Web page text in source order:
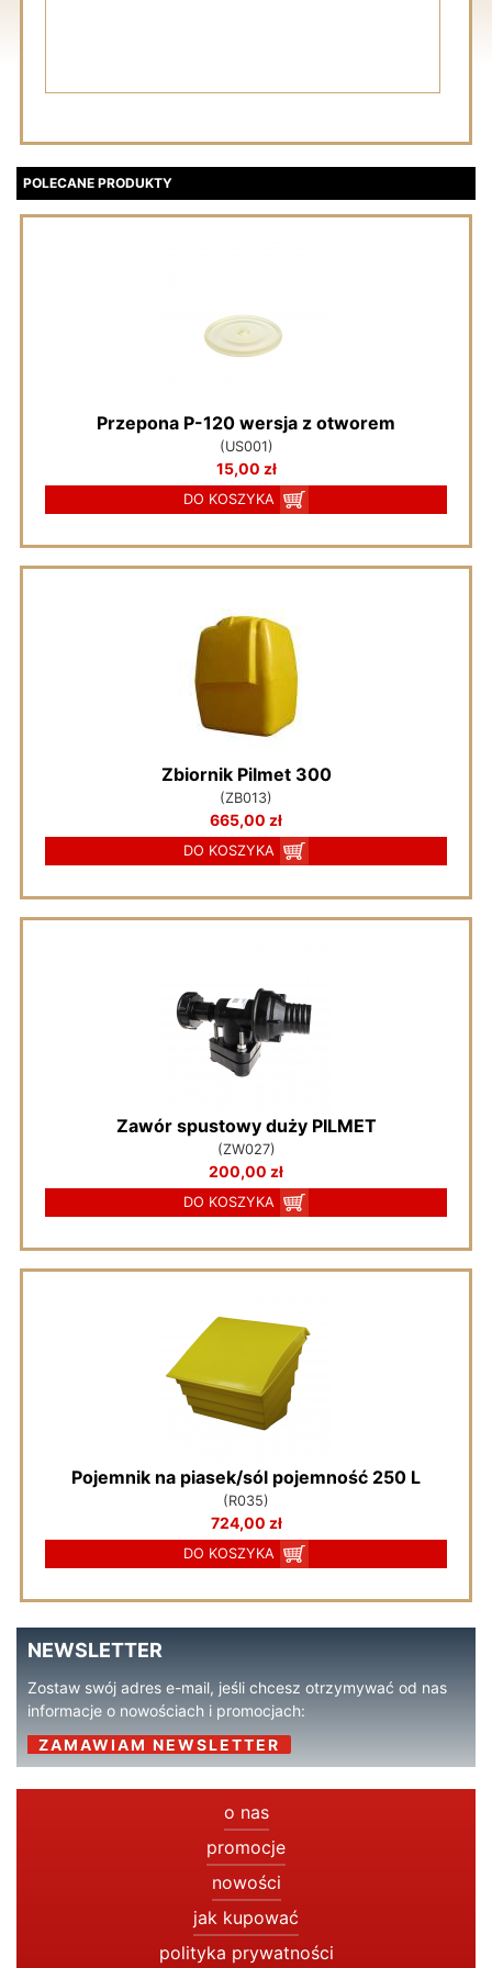
NEWSLETTER
Zostaw swój adres e-mail, jeśli chcesz otrzymywać od nas
informacje o nowościach i promocjach:
ZAMAWIAM NEWSLETTER
POLECANE PRODUKTY
Przepona P-120 wersja z otworem
(US001)
15,00 zł
DO KOSZYKA
Zbiornik Pilmet 300
(ZB013)
665,00 zł
DO KOSZYKA
Zawór spustowy duży PILMET
(ZW027)
200,00 zł
DO KOSZYKA
Pojemnik na piasek/sól pojemność 250 L
(R035)
724,00 zł
DO KOSZYKA
o nas
promocje
nowości
jak kupować
polityka prywatności